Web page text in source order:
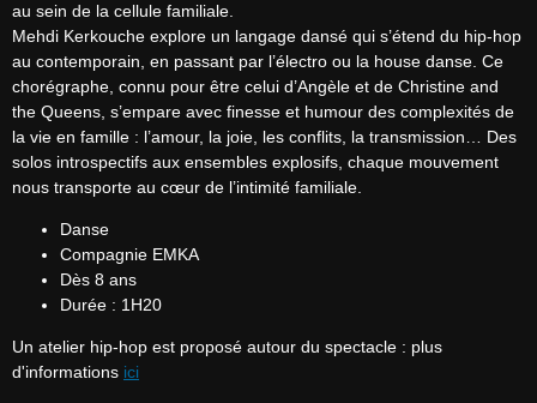
au sein de la cellule familiale.
Mehdi Kerkouche explore un langage dansé qui s’étend du hip-hop
au contemporain, en passant par l’électro ou la house danse. Ce
chorégraphe, connu pour être celui d’Angèle et de Christine and
the Queens, s’empare avec finesse et humour des complexités de
la vie en famille : l’amour, la joie, les conflits, la transmission… Des
solos introspectifs aux ensembles explosifs, chaque mouvement
nous transporte au cœur de l’intimité familiale.
Danse
Compagnie EMKA
Dès 8 ans
Durée : 1H20
Un atelier hip-hop est proposé autour du spectacle : plus
d'informations ici